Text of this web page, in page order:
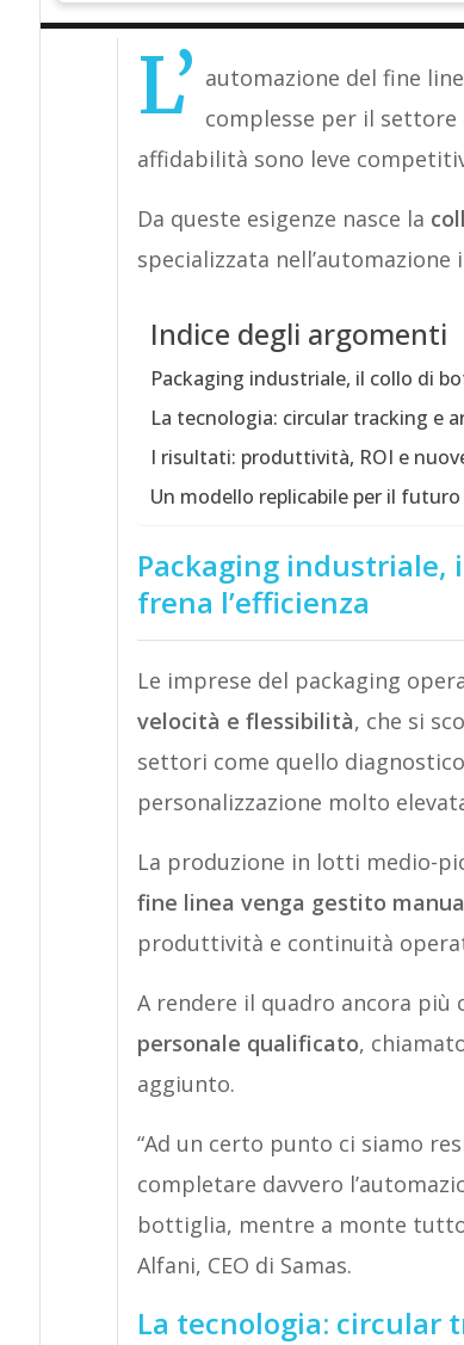
L’ automazione del fine
complesse per il settore
affidabilità sono leve
Da queste esigenze nasce la
specializzata
Indice degli argomenti
Packaging industriale, il collo di
La tecnologia: circular tracking e
I risultati: produttività, ROI e
Un modello replicabile per il
Packaging industriale,
frena l’efficienza
Le imprese del packaging
velocità e flessibilità, che si
settori come quello
personalizzazione molto
La produzione in lotti medio-
fine linea venga gestito
produttività e continuità
A rendere il quadro ancora più
personale qualificato,
aggiunto.
“Ad un certo punto ci siamo
completare davvero
bottiglia, mentre a monte
Alfani, CEO di Samas.
La tecnologia: